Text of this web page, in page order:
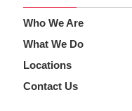
Who We Are
What We Do
Locations
Contact Us